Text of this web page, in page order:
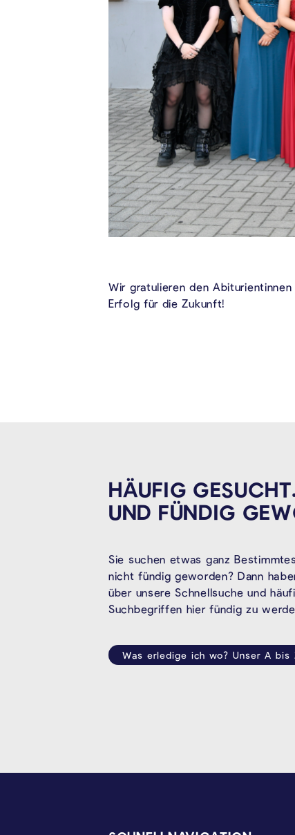
Wir gratulieren den
Erfolg für die Zukunft!
HÄUFIG
UND FÜNDIG
Sie suchen etwas ganz
nicht fündig geworden? Dann
über unsere Schnellsuche und
Suchbegriffen hier fündig zu
Was erledige ich wo? Unser A bis